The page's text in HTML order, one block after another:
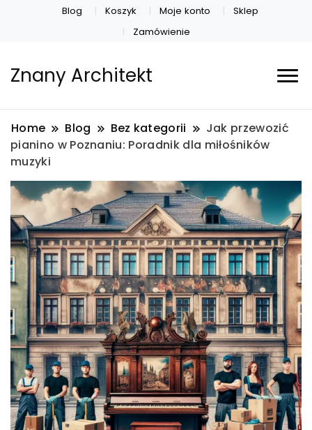
Blog Koszyk Moje konto
Sklep
Zamówienie
Znany Architekt
Home Blog Bez kategorii
Jak przewozić
pianino w Poznaniu: Poradnik dla miłośników
muzyki